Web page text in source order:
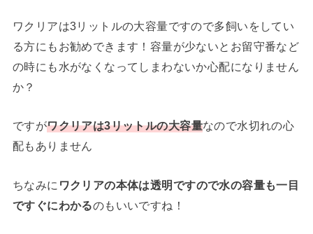
ワクリアは3リットルの大容量ですので多飼いをしてい
る方にもお勧めできます！容量が少ないとお留守番など
の時にも水がなくなってしまわないか心配になりません
か？
ですがワクリアは3リットルの大容量なので水切れの心
配もありません
ちなみに ワクリアの本体は透明ですので水の容量も一目
ですぐにわかるのもいいですね！